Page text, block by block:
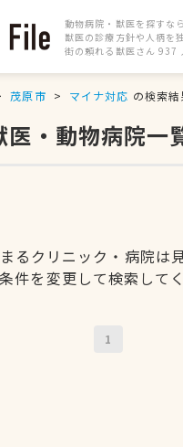
動物病院・獣医を探すな
獣医の診療方針や人柄を
街の頼れる獣医さん
茂原市 マイナ対応 の検索結
・動物病院一
るクリニック・病院は
件を変更して検索して
1